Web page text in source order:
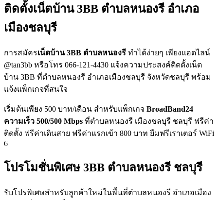
ติดตั้งเน็ตบ้าน 3BB ตำบลหนองรี อำเภอ
เมืองชลบุรี
การสมัครเน็ตบ้าน 3BB ตำบลหนองรี ทำได้ง่ายๆ เพียงแอดไลน์
@tan3bb หรือโทร 066-121-4430 แจ้งความประสงค์ติดตั้งเน็ต
บ้าน 3BB ที่ตำบลหนองรี อำเภอเมืองชลบุรี จังหวัดชลบุรี พร้อม
แจ้งแพ็กเกจที่สนใจ
เริ่มต้นเพียง 500 บาท/เดือน สำหรับแพ็กเกจ BroadBand24
ความเร็ว 500/500 Mbps ที่ตำบลหนองรี เมืองชลบุรี ชลบุรี ฟรีค่า
ติดตั้ง ฟรีค่าเดินสาย ฟรีค่าแรกเข้า 800 บาท ยืมฟรีเราเตอร์ WiFi
6
โปรโมชั่นพิเศษ 3BB ตำบลหนองรี ชลบุรี
รับโปรพิเศษสำหรับลูกค้าใหม่ในพื้นที่ตำบลหนองรี อำเภอเมือง